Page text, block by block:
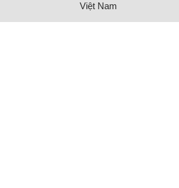
Việt Nam